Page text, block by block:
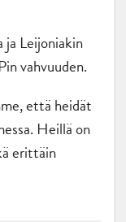
Leijoniakin
vahvuuden.
että heidät
Heillä on
erittäin